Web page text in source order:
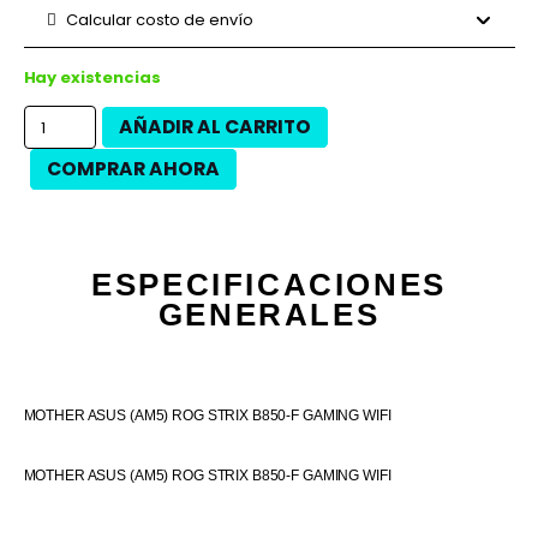
12 cuotas $810.550
9 cuotas
Calcular costo de envío
Hay existencias
AÑADIR AL CARRITO
COMPRAR AHORA
ESPECIFICACIONES
GENERALES
MOTHER ASUS (AM5) ROG STRIX B850-F GAMING WIFI
MOTHER ASUS (AM5) ROG STRIX B850-F GAMING WIFI